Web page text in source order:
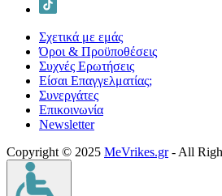
Σχετικά με εμάς
Όροι & Προϋποθέσεις
Συχνές Ερωτήσεις
Είσαι Επαγγελματίας;
Συνεργάτες
Επικοινωνία
Νewsletter
Copyright © 2025 MeVrikes.gr- All